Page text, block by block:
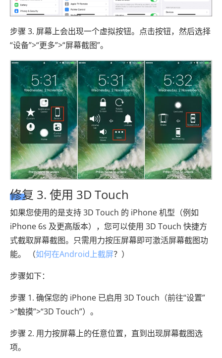
步骤 3. 屏幕上会出现一个虚拟按钮。点击按钮，然后选择
“设备”>“更多”>“屏幕截图”。
修复 3. 使用 3D Touch
如果您使用的是支持 3D Touch 的 iPhone 机型（例如
iPhone 6s 及更高版本），您可以使用 3D Touch 快捷方
式截取屏幕截图。只需用力按压屏幕即可激活屏幕截图功
能。 （如何在Android上截屏？）
步骤如下：
步骤 1. 确保您的 iPhone 已启用 3D Touch（前往“设置”
>“触摸”>“3D Touch”）。
步骤 2. 用力按屏幕上的任意位置，直到出现屏幕截图选
项。